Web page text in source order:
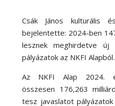
Csák János kulturális
bejelentette: 2024-ben
lesznek meghirdetve új
pályázatok az NKFI Alapból.
Az NKFI Alap 2024.
összesen 176,263
tesz javaslatot